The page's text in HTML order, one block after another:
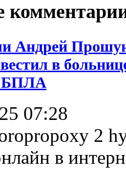
Андрей
в
БПЛА
07:28
2
в